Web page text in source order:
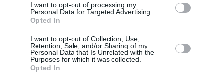
I want to opt-out of processing my
Personal Data for Targeted Advertising.
Opted In
I want to opt-out of Collection, Use,
Retention, Sale, and/or Sharing of my
Personal Data that Is Unrelated with the
Purposes for which it was collected.
Opted In
W mediach od blisko 20 lat, w naTemat pracuję od
2016 roku jako dziennikarz i wydawca
Pokaż więcej